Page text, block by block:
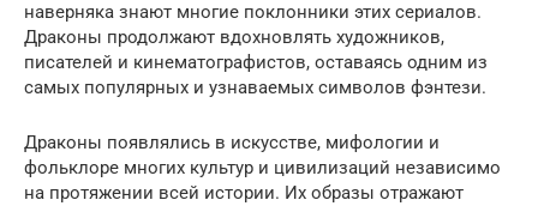
наверняка знают многие поклонники этих сериалов.
Драконы продолжают вдохновлять художников,
писателей и кинематографистов, оставаясь одним из
самых популярных и узнаваемых символов фэнтези.
Драконы появлялись в искусстве, мифологии и
фольклоре многих культур и цивилизаций независимо
на протяжении всей истории. Их образы отражают